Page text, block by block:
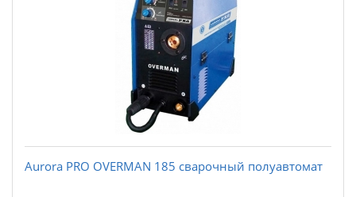
Aurora PRO OVERMAN 185 сварочный полуавтомат